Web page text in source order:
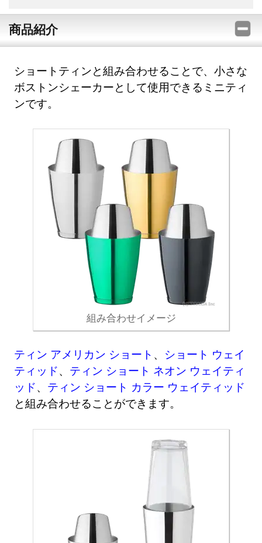
商品紹介
ショートティンと組み合わせることで、小さな
ボストンシェーカーとして使用できるミニティ
ンです。
組み合わせイメージ
ティン アメリカン ショート 、 ショート ウェイ
ティッド、 ティン ショート ネオン ウェイティ
ッド、 ティン ショート カラー ウェイティッド
と組み合わせることができます。